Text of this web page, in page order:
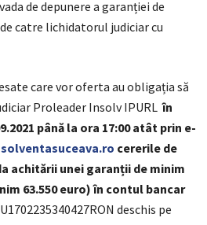
de depunere a garanției de
catre lichidatorul judiciar cu
care vor oferta au obligația să
Proleader Insolv IPURLîn
până la ora 17:00 atât prin e-
cererile de
achitării unei garanții de minim
63.550 euro) în contul bancar
deschis pe